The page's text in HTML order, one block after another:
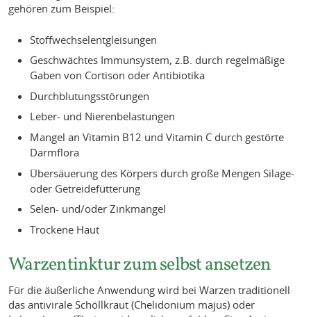
gehören zum Beispiel:
Stoffwechselentgleisungen
Geschwächtes Immunsystem, z.B. durch regelmäßige
Gaben von Cortison oder Antibiotika
Durchblutungsstörungen
Leber- und Nierenbelastungen
Mangel an Vitamin B12 und Vitamin C durch gestörte
Darmflora
Übersäuerung des Körpers durch große Mengen Silage-
oder Getreidefütterung
Selen- und/oder Zinkmangel
Trockene Haut
Warzentinktur zum selbst ansetzen
Für die äußerliche Anwendung wird bei Warzen traditionell
das antivirale Schöllkraut (Chelidonium majus) oder